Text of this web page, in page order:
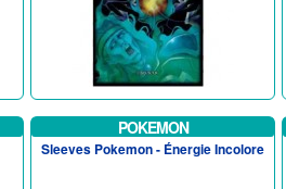
POKEMON
Sleeves Pokemon - Énergie Incolore